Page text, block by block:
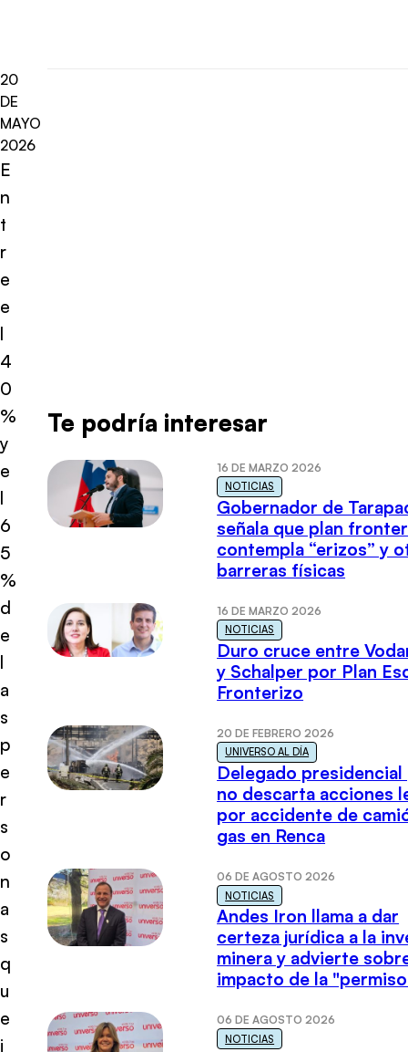
20
DE
MAYO
2026
E
n
t
r
e
e
l
4
0
%
y
e
l
6
5
%
d
e
l
a
s
p
e
r
s
o
n
a
s
q
u
e
i
Te podría interesar
16 DE MARZO 2026
NOTICIAS
Gobernador de
señala que plan
contempla “erizos” y
barreras físicas
16 DE MARZO 2026
NOTICIAS
Duro cruce entre
y Schalper por Plan
Fronterizo
20 DE FEBRERO 2026
UNIVERSO AL DÍA
Delegado presidencial
no descarta acciones
por accidente de
gas en Renca
06 DE AGOSTO 2026
NOTICIAS
Andes Iron llama a dar
certeza jurídica a la
minera y advierte
impacto de la
06 DE AGOSTO 2026
NOTICIAS